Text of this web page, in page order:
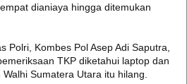
dianiaya hingga ditemukan
Polri, Kombes Pol Asep Adi Saputra,
TKP diketahui laptop dan
Sumatera Utara itu hilang.